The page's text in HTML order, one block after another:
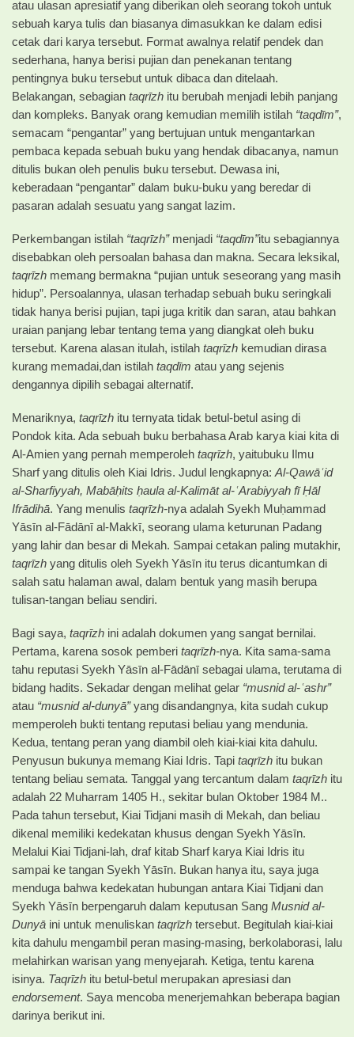
atau ulasan apresiatif yang diberikan oleh seorang tokoh untuk
sebuah karya tulis dan biasanya dimasukkan ke dalam edisi
cetak dari karya tersebut. Format awalnya relatif pendek dan
sederhana, hanya berisi pujian dan penekanan tentang
pentingnya buku tersebut untuk dibaca dan ditelaah.
Belakangan, sebagian taqrīzh itu berubah menjadi lebih panjang
dan kompleks. Banyak orang kemudian memilih istilah “taqdīm”,
semacam “pengantar” yang bertujuan untuk mengantarkan
pembaca kepada sebuah buku yang hendak dibacanya, namun
ditulis bukan oleh penulis buku tersebut. Dewasa ini,
keberadaan “pengantar” dalam buku-buku yang beredar di
pasaran adalah sesuatu yang sangat lazim.
Perkembangan istilah “taqrīzh” menjadi “taqdīm”itu sebagiannya
disebabkan oleh persoalan bahasa dan makna. Secara leksikal,
taqrīzh memang bermakna “pujian untuk seseorang yang masih
hidup”. Persoalannya, ulasan terhadap sebuah buku seringkali
tidak hanya berisi pujian, tapi juga kritik dan saran, atau bahkan
uraian panjang lebar tentang tema yang diangkat oleh buku
tersebut. Karena alasan itulah, istilah taqrīzh kemudian dirasa
kurang memadai,dan istilah taqdīm atau yang sejenis
dengannya dipilih sebagai alternatif.
Menariknya, taqrīzh itu ternyata tidak betul-betul asing di
Pondok kita. Ada sebuah buku berbahasa Arab karya kiai kita di
Al-Amien yang pernah memperoleh taqrīzh, yaitubuku Ilmu
Sharf yang ditulis oleh Kiai Idris. Judul lengkapnya: Al-Qawāʿid
al-Sharfiyyah, Mabāḥits ḥaula al-Kalimāt al-ʿArabiyyah fī Ḥāl
Ifrādihā. Yang menulis taqrīzh-nya adalah Syekh Muḥammad
Yāsīn al-Fādānī al-Makkī, seorang ulama keturunan Padang
yang lahir dan besar di Mekah. Sampai cetakan paling mutakhir,
taqrīzh yang ditulis oleh Syekh Yāsīn itu terus dicantumkan di
salah satu halaman awal, dalam bentuk yang masih berupa
tulisan-tangan beliau sendiri.
Bagi saya, taqrīzh ini adalah dokumen yang sangat bernilai.
Pertama, karena sosok pemberi taqrīzh-nya. Kita sama-sama
tahu reputasi Syekh Yāsīn al-Fādānī sebagai ulama, terutama di
bidang hadits. Sekadar dengan melihat gelar “musnid al-ʿashr”
atau “musnid al-dunyā”yang disandangnya, kita sudah cukup
memperoleh bukti tentang reputasi beliau yang mendunia.
Kedua, tentang peran yang diambil oleh kiai-kiai kita dahulu.
Penyusun bukunya memang Kiai Idris. Tapi taqrīzh itu bukan
tentang beliau semata. Tanggal yang tercantum dalam taqrīzh itu
adalah 22 Muharram 1405 H., sekitar bulan Oktober 1984 M..
Pada tahun tersebut, Kiai Tidjani masih di Mekah, dan beliau
dikenal memiliki kedekatan khusus dengan Syekh Yāsīn.
Melalui Kiai Tidjani-lah, draf kitab Sharf karya Kiai Idris itu
sampai ke tangan Syekh Yāsīn. Bukan hanya itu, saya juga
menduga bahwa kedekatan hubungan antara Kiai Tidjani dan
Syekh Yāsīn berpengaruh dalam keputusan Sang Musnid al-
Dunyā ini untuk menuliskan taqrīzh tersebut. Begitulah kiai-kiai
kita dahulu mengambil peran masing-masing, berkolaborasi, lalu
melahirkan warisan yang menyejarah. Ketiga, tentu karena
isinya. Taqrīzh itu betul-betul merupakan apresiasi dan
endorsement. Saya mencoba menerjemahkan beberapa bagian
darinya berikut ini.